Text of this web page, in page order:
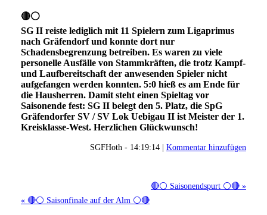
🔴⚪
SG II reiste lediglich mit 11 Spielern zum Ligaprimus
nach Gräfendorf und konnte dort nur
Schadensbegrenzung betreiben. Es waren zu viele
personelle Ausfälle von Stammkräften, die trotz Kampf-
und Laufbereitschaft der anwesenden Spieler nicht
aufgefangen werden konnten. 5:0 hieß es am Ende für
die Hausherren. Damit steht einen Spieltag vor
Saisonende fest: SG II belegt den 5. Platz, die SpG
Gräfendorfer SV / SV Lok Uebigau II ist Meister der 1.
Kreisklasse-West. Herzlichen Glückwunsch!
SGFHoth - 14:19:14 | Kommentar hinzufügen
🔴⚪ Saisonendspurt ⚪🔴 »
« 🔴⚪ Saisonfinale auf der Alm ⚪🔴